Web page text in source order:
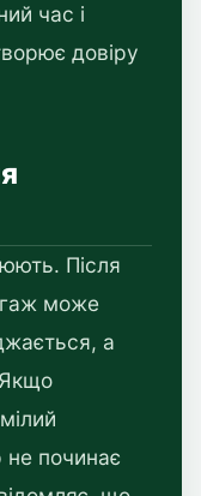
час і
довіру
Після
може
а
не починає